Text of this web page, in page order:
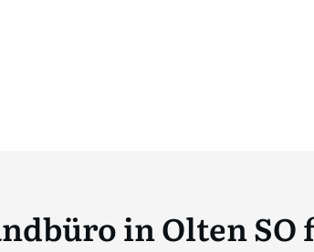
in Olten SO